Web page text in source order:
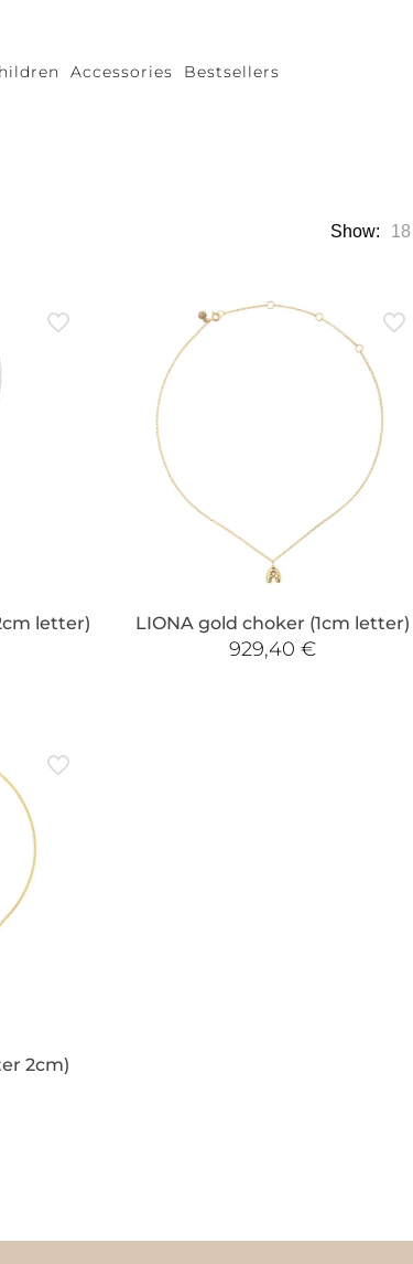
Accessories Bestsellers
Show: 18
letter) LIONA gold choker (1cm letter)
929,40 €
2cm)